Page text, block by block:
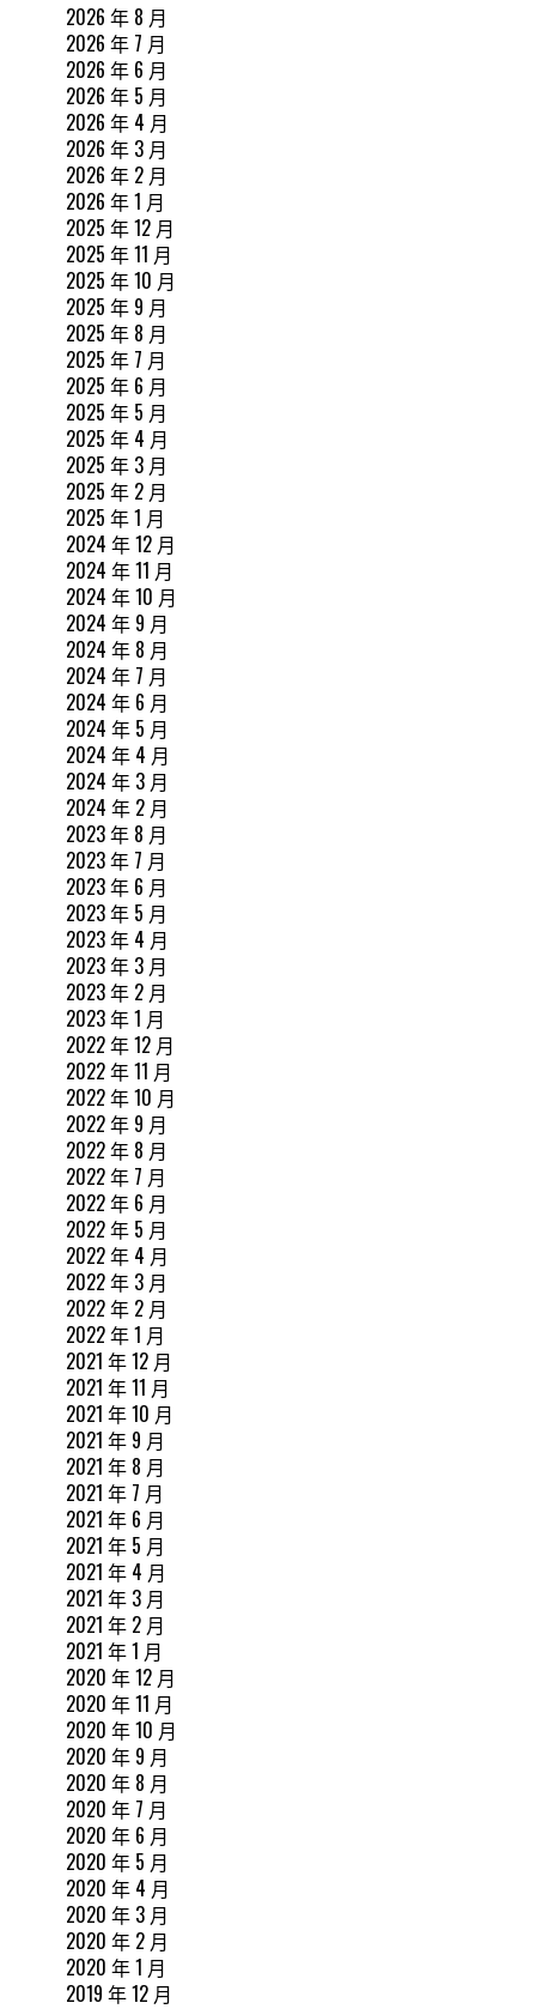
2026 年 8 月
2026 年 7 月
2026 年 6 月
2026 年 5 月
2026 年 4 月
2026 年 3 月
2026 年 2 月
2026 年 1 月
2025 年 12 月
2025 年 11 月
2025 年 10 月
2025 年 9 月
2025 年 8 月
2025 年 7 月
2025 年 6 月
2025 年 5 月
2025 年 4 月
2025 年 3 月
2025 年 2 月
2025 年 1 月
2024 年 12 月
2024 年 11 月
2024 年 10 月
2024 年 9 月
2024 年 8 月
2024 年 7 月
2024 年 6 月
2024 年 5 月
2024 年 4 月
2024 年 3 月
2024 年 2 月
2023 年 8 月
2023 年 7 月
2023 年 6 月
2023 年 5 月
2023 年 4 月
2023 年 3 月
2023 年 2 月
2023 年 1 月
2022 年 12 月
2022 年 11 月
2022 年 10 月
2022 年 9 月
2022 年 8 月
2022 年 7 月
2022 年 6 月
2022 年 5 月
2022 年 4 月
2022 年 3 月
2022 年 2 月
2022 年 1 月
2021 年 12 月
2021 年 11 月
2021 年 10 月
2021 年 9 月
2021 年 8 月
2021 年 7 月
2021 年 6 月
2021 年 5 月
2021 年 4 月
2021 年 3 月
2021 年 2 月
2021 年 1 月
2020 年 12 月
2020 年 11 月
2020 年 10 月
2020 年 9 月
2020 年 8 月
2020 年 7 月
2020 年 6 月
2020 年 5 月
2020 年 4 月
2020 年 3 月
2020 年 2 月
2020 年 1 月
2019 年 12 月